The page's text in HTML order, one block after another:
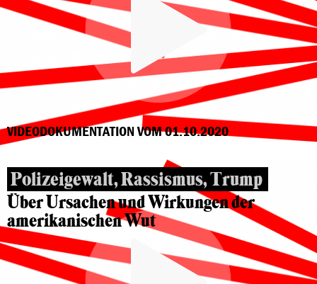
VIDEODOKUMENTATION VOM 01.10.2020
Polizeigewalt, Rassismus, Trump
Über Ursachen und Wirkungen der
amerikanischen Wut